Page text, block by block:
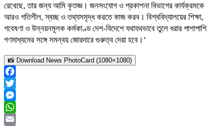
রেখেছে, তার জন্য আমি কৃতজ্ঞ। জনসংযোগ ও প্রকাশনা বিভাগের কার্যক্রমকে
আরও গতিশীল, স্বচ্ছ ও তথ্যসমৃদ্ধ করতে কাজ করব। বিশ্ববিদ্যালয়ের শিক্ষা,
গবেষণা ও উন্নয়নমূলক কর্মকাণ্ড দেশ-বিদেশে যথাযথভাবে তুলে ধরার পাশাপাশি
গণমাধ্যমের সঙ্গে সমন্বয় জোরদারে গুরুত্ব দেয়া হবে।’
📸 Download News PhotoCard (1080×1080)
Facebook
Twitter
Messenger
WhatsApp